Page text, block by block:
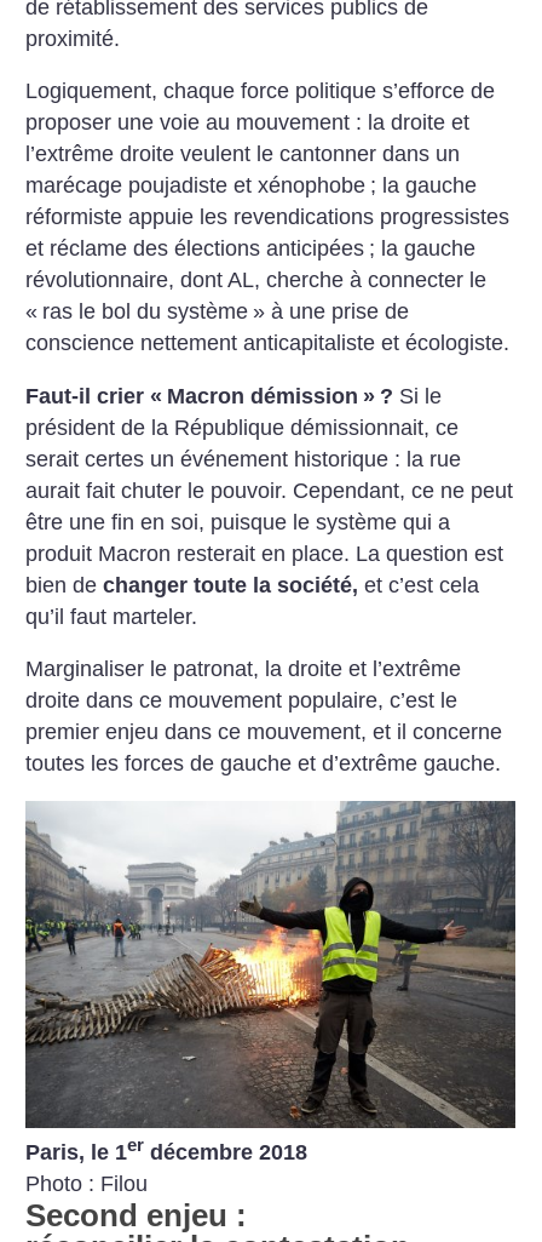
de rétablissement des services publics de
proximité.
Logiquement, chaque force politique s’efforce de
proposer une voie au mouvement : la droite et
l’extrême droite veulent le cantonner dans un
marécage poujadiste et xénophobe ; la gauche
réformiste appuie les revendications progressistes
et réclame des élections anticipées ; la gauche
révolutionnaire, dont AL, cherche à connecter le
« ras le bol du système » à une prise de
conscience nettement anticapitaliste et écologiste.
Faut-il crier « Macron démission » ? Si le
président de la République démissionnait, ce
serait certes un événement historique : la rue
aurait fait chuter le pouvoir. Cependant, ce ne peut
être une fin en soi, puisque le système qui a
produit Macron resterait en place. La question est
bien dechanger toute la société, et c’est cela
qu’il faut marteler.
Marginaliser le patronat, la droite et l’extrême
droite dans ce mouvement populaire, c’est le
premier enjeu dans ce mouvement, et il concerne
toutes les forces de gauche et d’extrême gauche.
Paris, le 1er décembre 2018
Photo : Filou
Second enjeu :